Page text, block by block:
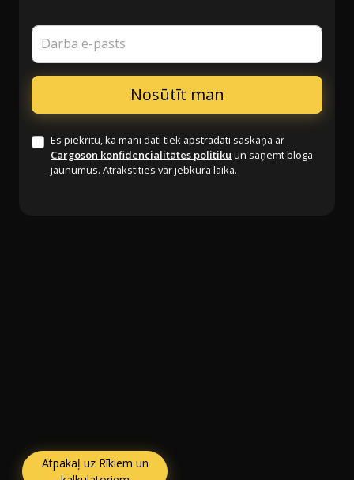
Darba e-pasts
Es piekrītu, ka mani dati tiek apstrādāti saskaņā ar
Cargoson konfidencialitātes politiku un saņemt bloga
jaunumus. Atrakstīties var jebkurā laikā.
Atpakaļ uz Rīkiem un